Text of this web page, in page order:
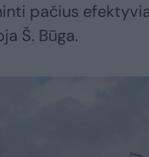
pačius
Š. Būga.